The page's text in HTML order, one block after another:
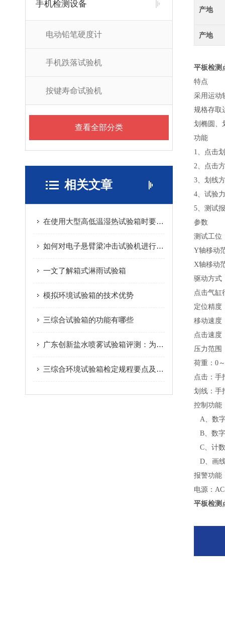
手机检测设备
电动铅笔硬度计
手机跌落试验机
按键寿命试验机
查看全部分类
相关文章
在使用大型高低温湿热试验箱时要注意这几个方面
如何对电子悬臂梁冲击试验机进行日常维护和校准？
一文了解箱式淋雨试验箱
模拟环境试验箱的技术优势
三综合试验箱的功能有哪些
广东创新盐水喷雾试验箱评测：为大容量耐腐蚀测试提供稳定平台
三综合环境试验箱检定规程要点及操作详解
产地
产地
平板检测
特点
采用运动
规格存取
划椭圆、
功能
1、点击
2、点击
3、划线
4、试验
5、测试
参数
测试工位
Y轴移动
X轴移动
驱动方式
点击气缸
定位精度
移动速度
点击速度
压力范围
荷重：0
点击：手
划线：手
控制功能
A、数
B、数
C、计
D、画
报警功能
电源：
平板检测